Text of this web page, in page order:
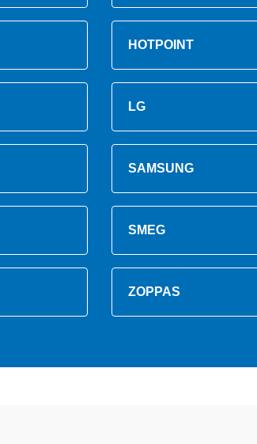
HOTPOINT
LG
SAMSUNG
SMEG
ZOPPAS